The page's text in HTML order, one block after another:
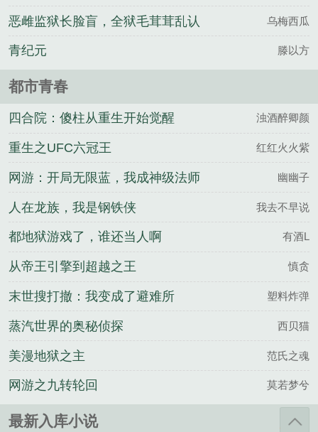
恶雌监狱长脸盲，全狱毛茸茸乱认 乌梅西瓜
青纪元 滕以方
都市青春
四合院：傻柱从重生开始觉醒 浊酒醉卿颜
重生之UFC六冠王 红红火火紫
网游：开局无限蓝，我成神级法师 幽幽子
人在龙族，我是钢铁侠 我去不早说
都地狱游戏了，谁还当人啊 有酒L
从帝王引擎到超越之王 慎贪
末世搜打撤：我变成了避难所 塑料炸弹
蒸汽世界的奥秘侦探 西贝猫
美漫地狱之主 范氏之魂
网游之九转轮回 莫若梦兮
最新入库小说